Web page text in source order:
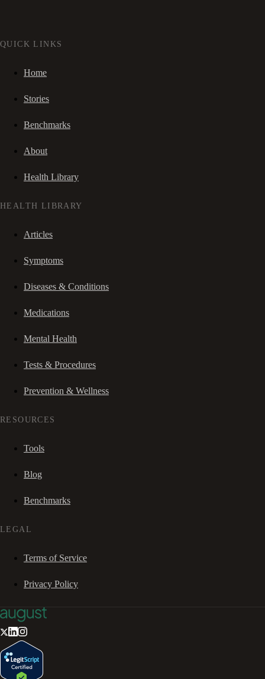
QUICK LINKS
Home
Stories
Benchmarks
About
Health Library
HEALTH LIBRARY
Articles
Symptoms
Diseases & Conditions
Medications
Mental Health
Tests & Procedures
Prevention & Wellness
RESOURCES
Tools
Blog
Benchmarks
LEGAL
Terms of Service
Privacy Policy